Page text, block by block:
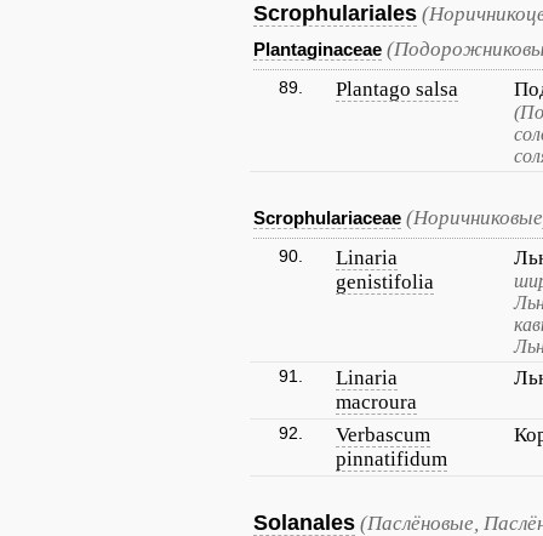
Scrophulariales
Plantaginaceae
89. Plantago salsa
Scrophulariaceae
90.
Linaria
genistifolia
91.
Linaria
macroura
92.
Verbascum
pinnatifidum
Solanales (Паслёновые,